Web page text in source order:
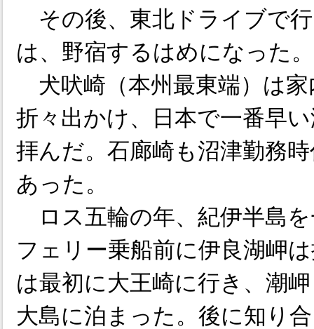
その後、東北ドライブで
は、野宿するはめになった。
犬吠崎（本州最東端）は
折々出かけ、日本で一番早
拝んだ。石廊崎も沼津勤務
あった。
ロス五輪の年、紀伊半島
フェリー乗船前に伊良湖岬
は最初に大王崎に行き、潮
大島に泊まった。後に知り